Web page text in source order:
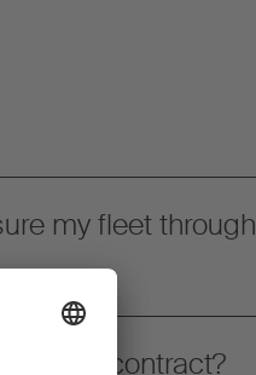
my fleet through
contract?